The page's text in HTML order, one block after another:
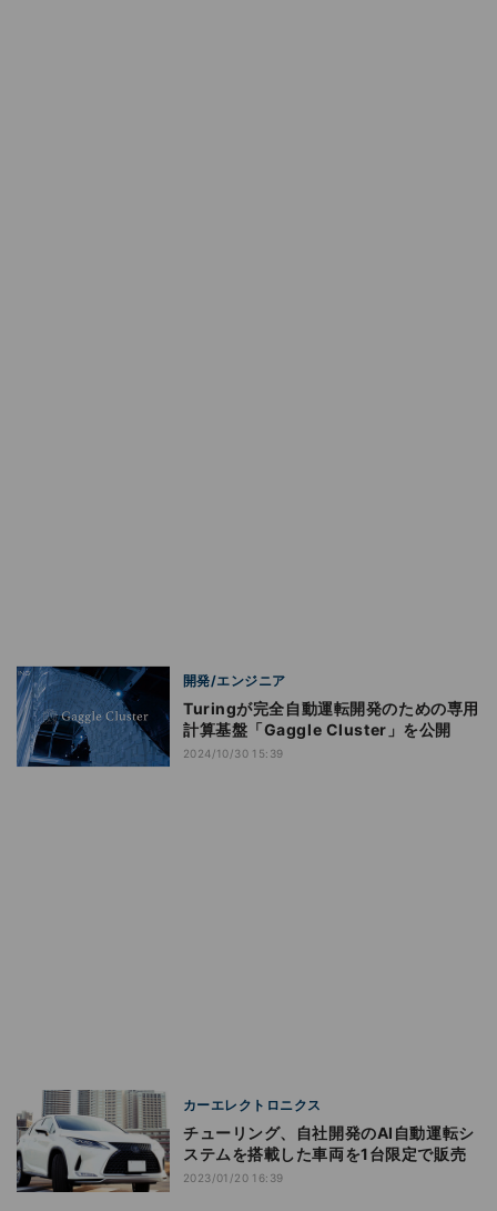
開発/エンジニア
Turingが完全自動運転開発のための専用
計算基盤「Gaggle Cluster」を公開
2024/10/30 15:39
カーエレクトロニクス
チューリング、自社開発のAI自動運転シ
ステムを搭載した車両を1台限定で販売
2023/01/20 16:39